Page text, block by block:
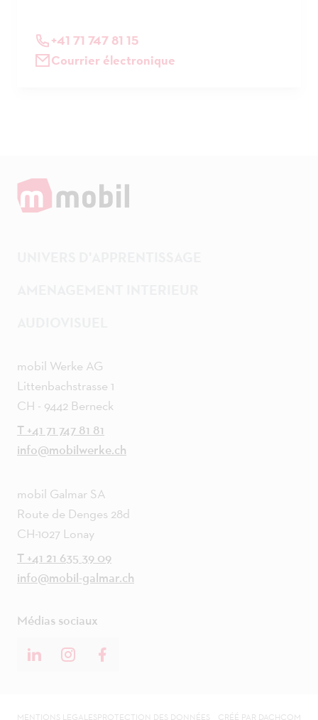
+41 71 747 81 15
Courrier électronique
mobil Werke AG
Littenbachstrasse 1
CH - 9442 Berneck
T +41 71 747 81 81
info@mobilwerke.ch
mobil Galmar SA
Route de Denges 28d
CH-1027 Lonay
T +41 21 635 39 09
info@mobil-galmar.ch
Médias sociaux
MENTIONS LEGALESPROTECTION DES DONNÉES CRÉÉ PAR DACHCOM